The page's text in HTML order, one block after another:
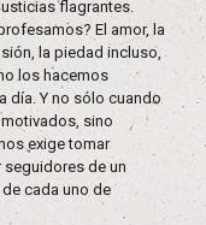
flagrantes.
El amor, la
la piedad incluso,
los hacemos
día. Y no sólo cuando
sino
exige tomar
de un
cada uno de